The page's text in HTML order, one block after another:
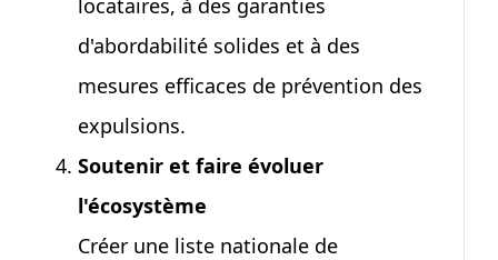
locataires, à des garanties
d'abordabilité solides et à des
mesures efficaces de prévention des
expulsions.
Soutenir et faire évoluer
l'écosystème
Créer une liste nationale de